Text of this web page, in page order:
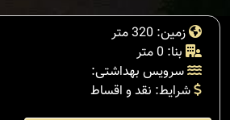
زمین: 320 متر
بنا: 0 متر
سرویس بهداشتی:
شرایط: نقد و اقساط